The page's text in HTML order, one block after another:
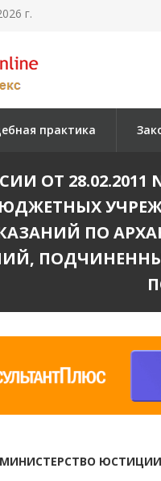
г.
практика
ОТ 28.02.2011
ПО
МИНИСТЕРСТВО